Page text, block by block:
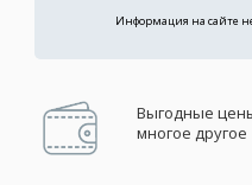
Информация на сайте
Выгодные
многое другое